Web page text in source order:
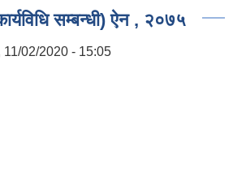
सम्बन्धी) ऐन , २०७५
11/02/2020 - 15:05